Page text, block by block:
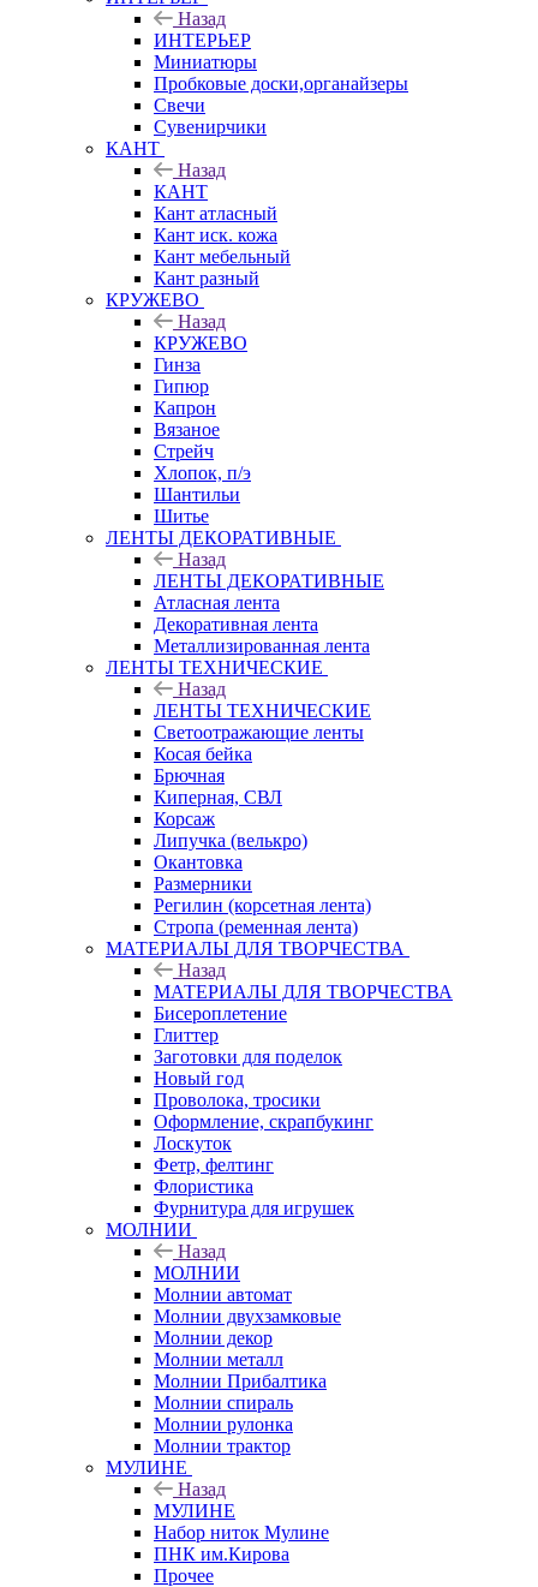
Назад
ИНТЕРЬЕР
Миниатюры
Пробковые доски,органайзеры
Свечи
Сувенирчики
КАНТ
Назад
КАНТ
Кант атласный
Кант иск. кожа
Кант мебельный
Кант разный
КРУЖЕВО
Назад
КРУЖЕВО
Гинза
Гипюр
Капрон
Вязаное
Стрейч
Хлопок, п/э
Шантильи
Шитье
ЛЕНТЫ ДЕКОРАТИВНЫЕ
Назад
ЛЕНТЫ ДЕКОРАТИВНЫЕ
Атласная лента
Декоративная лента
Металлизированная лента
ЛЕНТЫ ТЕХНИЧЕСКИЕ
Назад
ЛЕНТЫ ТЕХНИЧЕСКИЕ
Светоотражающие ленты
Косая бейка
Брючная
Киперная, СВЛ
Корсаж
Липучка (велькро)
Окантовка
Размерники
Регилин (корсетная лента)
Стропа (ременная лента)
МАТЕРИАЛЫ ДЛЯ ТВОРЧЕСТВА
Назад
МАТЕРИАЛЫ ДЛЯ ТВОРЧЕСТВА
Бисероплетение
Глиттер
Заготовки для поделок
Новый год
Проволока, тросики
Оформление, скрапбукинг
Лоскуток
Фетр, фелтинг
Флористика
Фурнитура для игрушек
МОЛНИИ
Назад
МОЛНИИ
Молнии автомат
Молнии двухзамковые
Молнии декор
Молнии металл
Молнии Прибалтика
Молнии спираль
Молнии рулонка
Молнии трактор
МУЛИНЕ
Назад
МУЛИНЕ
Набор ниток Мулине
ПНК им.Кирова
Прочее